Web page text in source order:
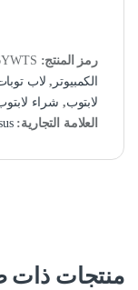
رمز المنتج:
الكمبيوتر , لاب
لابتوب, شراء
العلامة التجارية:
منتجات ذات